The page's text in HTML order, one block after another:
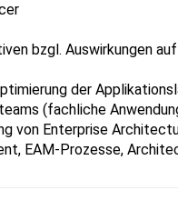
bzgl. Auswirkungen
der
(fachliche
von Enterprise
EAM-Prozesse,